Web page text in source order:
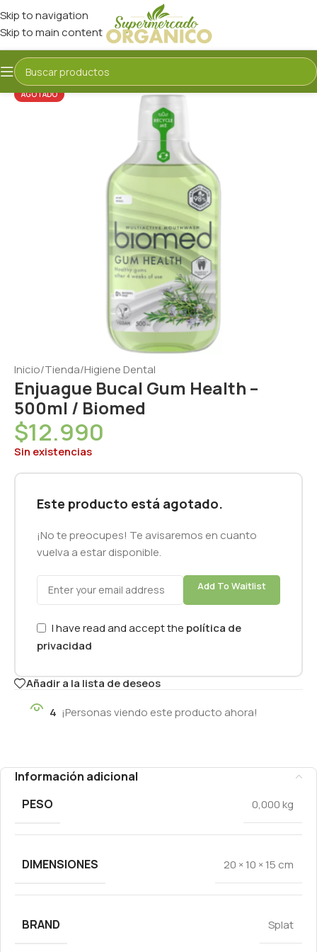
Skip to navigation
Skip to main content
AGOTADO
Inicio/Tienda/Higiene Dental
Enjuague Bucal Gum Health –
500ml / Biomed
$12.990
Sin existencias
Este producto está agotado.
¡No te preocupes! Te avisaremos en cuanto
vuelva a estar disponible.
Add To Waitlist
I have read and accept the política de
privacidad
Añadir a la lista de deseos
4 ¡Personas viendo este producto ahora!
Información adicional
PESO
0,000 kg
DIMENSIONES 20 × 10 × 15 cm
BRAND Splat